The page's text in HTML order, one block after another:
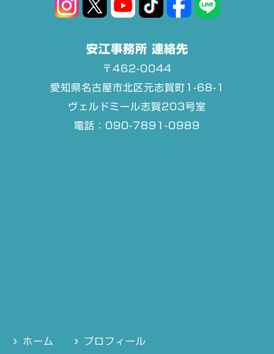
安江事務所 連絡先
〒462-0044
愛知県名古屋市北区元志賀町1-68-1
ヴェルドミール志賀203号室
電話：090-7891-0989
ホーム プロフィール